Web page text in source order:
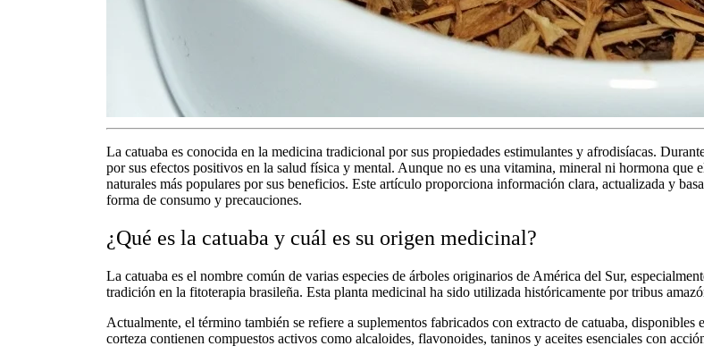
La catuaba es conocida en la medicina tradicional por sus propiedades estimulantes y afrodisíacas.
por sus efectos positivos en la salud física y mental. Aunque no es una vitamina, mineral ni hormona que
naturalesmás populares por sus beneficios. Este artículo proporciona información clara, actualizada y
forma de consumo y precauciones.
¿Qué es la catuaba y cuál es su origen medicinal?
La catuaba es el nombre común de varias especies de árboles originarios de América del Sur,
tradición en la fitoterapia brasileña. Esta planta medicinal ha sido utilizada históricamente por tribus
Actualmente, el término también se refiere a suplementos fabricados con extracto de catuaba, disponibles
corteza contienen compuestos activos como alcaloides, flavonoides, taninos y aceites esenciales con